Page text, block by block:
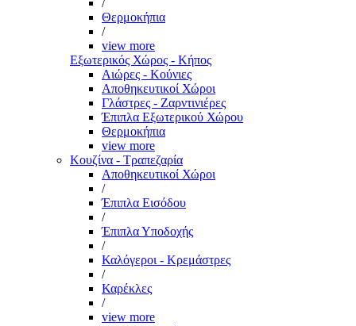
/
Θερμοκήπια
/
view more
Εξωτερικός Χώρος - Κήπος
Αιώρες - Κούνιες
Αποθηκευτικοί Χώροι
Γλάστρες - Ζαρντινιέρες
Έπιπλα Εξωτερικού Χώρου
Θερμοκήπια
view more
Κουζίνα - Τραπεζαρία
Αποθηκευτικοί Χώροι
/
Έπιπλα Εισόδου
/
Έπιπλα Υποδοχής
/
Καλόγεροι - Κρεμάστρες
/
Καρέκλες
/
view more